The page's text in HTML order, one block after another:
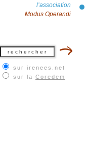
l’association
Modus Operandi
sur irenees.net
sur la Coredem